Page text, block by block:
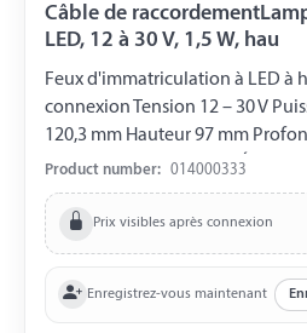
Câble de
LED, 12 à 30 V, 1,5 W, hau
Feux d'immatriculation à LED à
connexion Tension 12 – 30 V
120,3 mm Hauteur 97 mm
mm Boîtier en plastique
Certification CEM, CEM, E9
Product number: 014000333
Prix visibles après connexion
Enregistrez-vous maintenant